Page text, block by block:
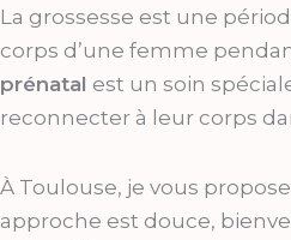
La grossesse est une
corps d’une femme
prénatal est un soin
reconnecter à leur corps
À Toulouse, je vous
approche est douce,